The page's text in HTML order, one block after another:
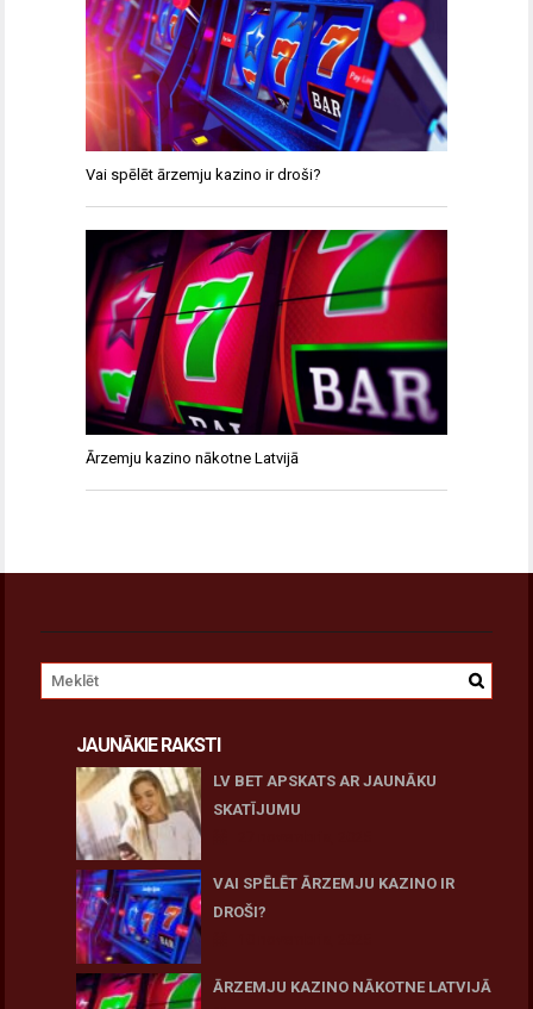
Vai spēlēt ārzemju kazino ir droši?
Ārzemju kazino nākotne Latvijā
JAUNĀKIE RAKSTI
LV BET APSKATS AR JAUNĀKU
SKATĪJUMU
VAI SPĒLĒT ĀRZEMJU KAZINO IR
DROŠI?
ĀRZEMJU KAZINO NĀKOTNE LATVIJĀ